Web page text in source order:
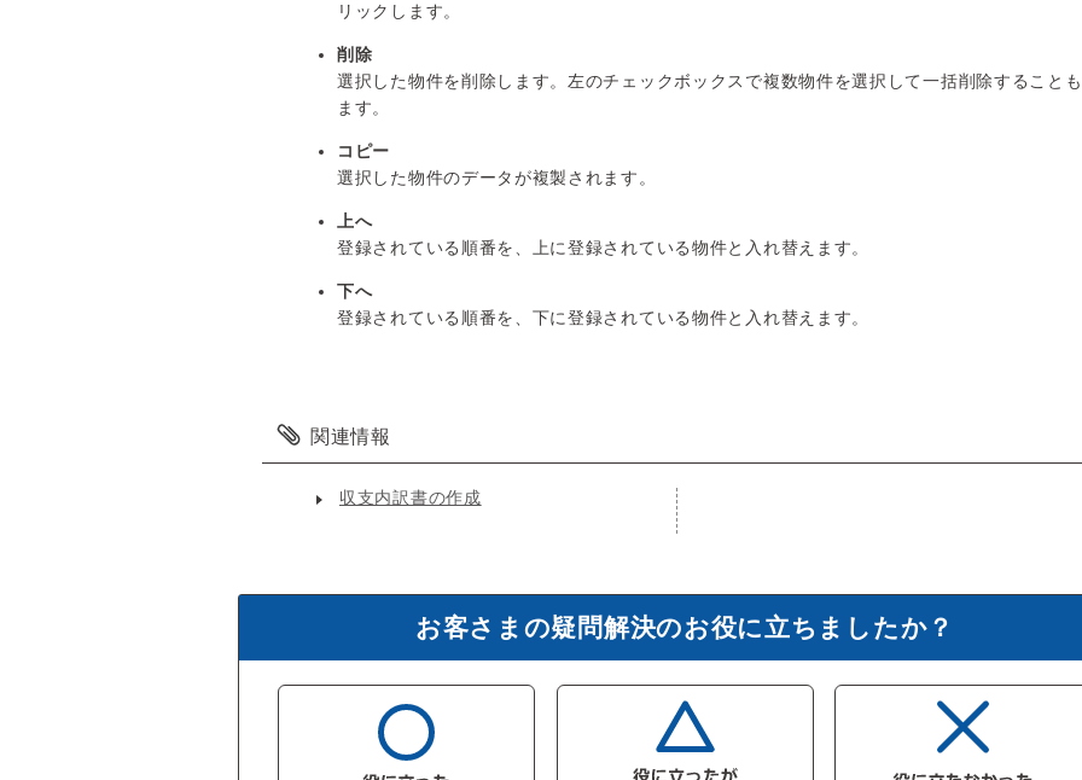
リックします。
削除
選択した物件を削除します。左のチェックボックスで複数物件を選択して一括削除すること
ます。
コピー
選択した物件のデータが複製されます。
上へ
登録されている順番を、上に登録されている物件と入れ替えます。
下へ
登録されている順番を、下に登録されている物件と入れ替えます。
関連情報
収支内訳書の作成
お客さまの疑問解決のお役に立ちましたか？